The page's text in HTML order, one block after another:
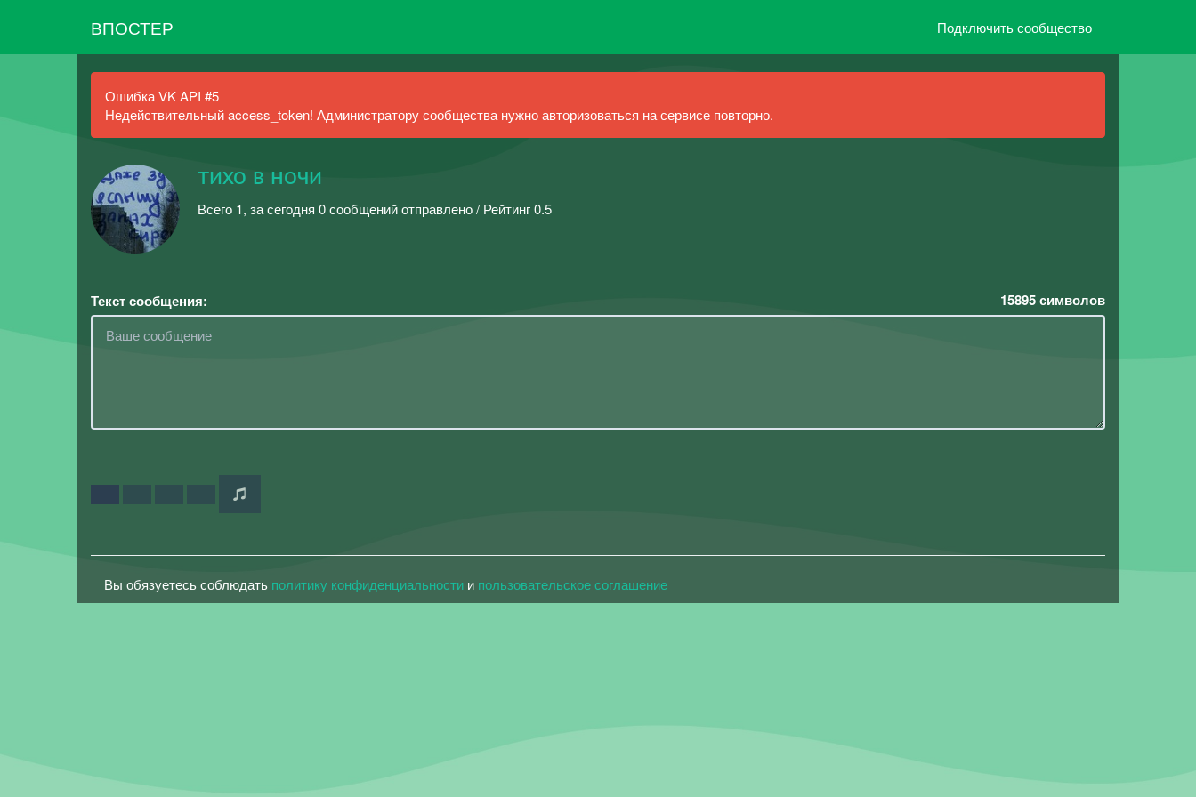
ВПОСТЕР Подключить сообщество
Ошибка VK API #5
Недействительный access_token! Администратору сообщества нужно авторизоваться на сервисе повторно.
тихо в ночи
Всего 1, за сегодня 0 сообщений отправлено / Рейтинг 0.5
Текст сообщения: 15895символов
Вы обязуетесь соблюдать политику конфиденциальности и пользовательское соглашение